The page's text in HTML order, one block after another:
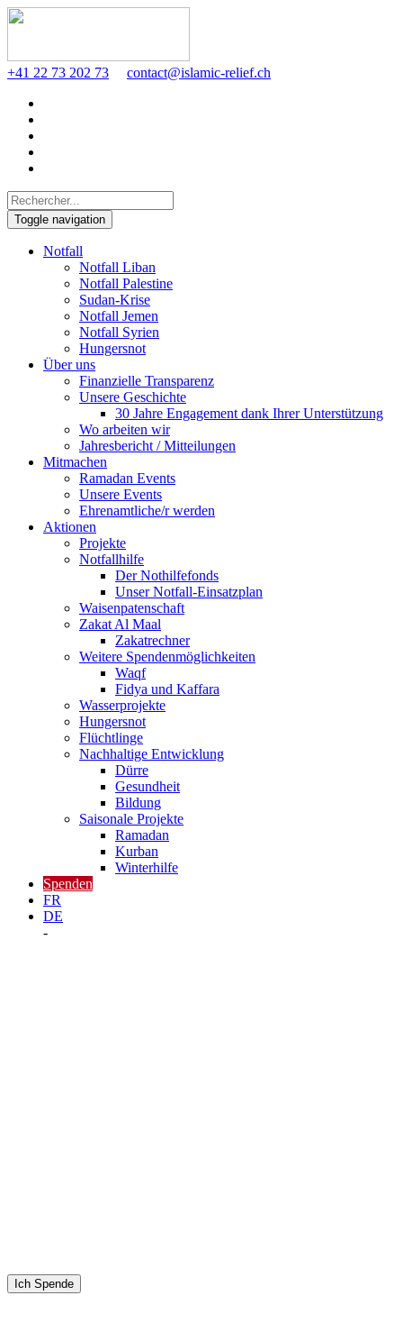
+41 22 73 202 73 contact@islamic-relief.ch
Toggle navigation
Notfall
Notfall Liban
Notfall Palestine
Sudan-Krise
Notfall Jemen
Notfall Syrien
Hungersnot
Über uns
Finanzielle Transparenz
Unsere Geschichte
30 Jahre Engagement dank Ihrer Unterstützung
Wo arbeiten wir
Jahresbericht / Mitteilungen
Mitmachen
Ramadan Events
Unsere Events
Ehrenamtliche/r werden
Aktionen
Projekte
Notfallhilfe
Der Nothilfefonds
Unser Notfall-Einsatzplan
Waisenpatenschaft
Zakat Al Maal
Zakatrechner
Weitere Spendenmöglichkeiten
Waqf
Fidya und Kaffara
Wasserprojekte
Hungersnot
Flüchtlinge
Nachhaltige Entwicklung
Dürre
Gesundheit
Bildung
Saisonale Projekte
Ramadan
Kurban
Winterhilfe
Spenden
FR
DE
-